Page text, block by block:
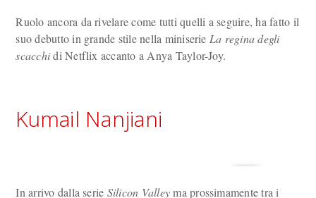
Ruolo ancora da rivelare come tutti quelli a seguire, ha fatto il
suo debutto in grande stile nella miniserie La regina degli
scacchidi Netflix accanto a Anya Taylor-Joy.
Kumail Nanjiani
In arrivo dalla serie Silicon Valleyma prossimamente tra i